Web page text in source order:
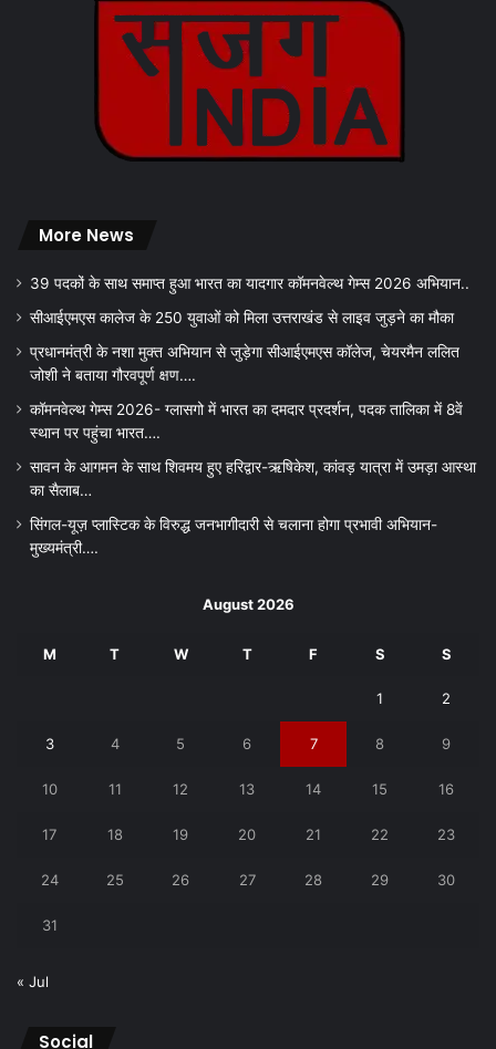
More News
39 पदकों के साथ समाप्त हुआ भारत का यादगार कॉमनवेल्थ गेम्स 2026 अभियान..
सीआईएमएस कालेज के 250 युवाओं को मिला उत्तराखंड से लाइव जुड़ने का मौका
प्रधानमंत्री के नशा मुक्त अभियान से जुड़ेगा सीआईएमएस कॉलेज, चेयरमैन ललित
जोशी ने बताया गौरवपूर्ण क्षण….
कॉमनवेल्थ गेम्स 2026- ग्लासगो में भारत का दमदार प्रदर्शन, पदक तालिका में 8वें
स्थान पर पहुंचा भारत….
सावन के आगमन के साथ शिवमय हुए हरिद्वार-ऋषिकेश, कांवड़ यात्रा में उमड़ा आस्था
का सैलाब…
सिंगल-यूज़ प्लास्टिक के विरुद्ध जनभागीदारी से चलाना होगा प्रभावी अभियान-
मुख्यमंत्री….
August 2026
M T W T F S S
1 2
3 4 5 6 7 8 9
10 11 12 13 14 15 16
17 18 19 20 21 22 23
24 25 26 27 28 29 30
31
« Jul
Social